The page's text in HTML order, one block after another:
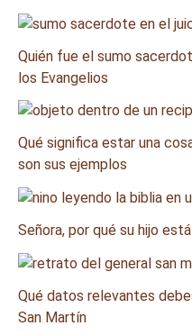
Quién fue el sumo
los Evangelios
Qué significa estar una
son sus ejemplos
Señora, por qué su hijo
Qué datos relevantes
San Martín